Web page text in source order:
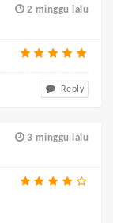
2 minggu lalu
Reply
3 minggu lalu